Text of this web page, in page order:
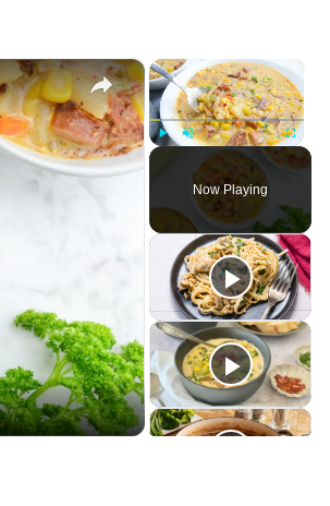
×
Unmute Fullscreen
Now Playing
×